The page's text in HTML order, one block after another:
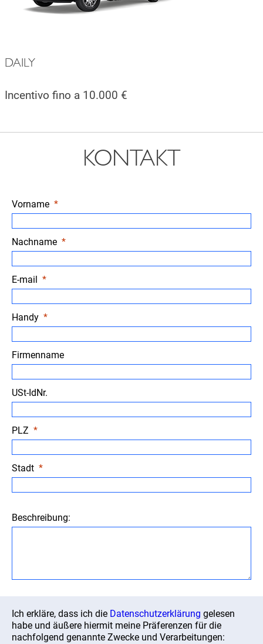
DAILY
Incentivo fino a 10.000 €
KONTAKT
Vorname
Nachname
E-mail
Handy
Firmenname
USt-IdNr.
PLZ
Stadt
Beschreibung:
Ich erkläre, dass ich die Datenschutzerklärung gelesen
habe und äußere hiermit meine Präferenzen für die
nachfolgend genannte Zwecke und Verarbeitungen: